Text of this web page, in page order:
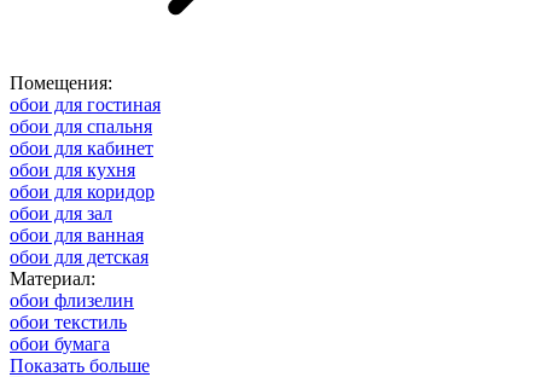
Помещения:
обои для гостиная
обои для спальня
обои для кабинет
обои для кухня
обои для коридор
обои для зал
обои для ванная
обои для детская
Материал:
обои флизелин
обои текстиль
обои бумага
Показать больше